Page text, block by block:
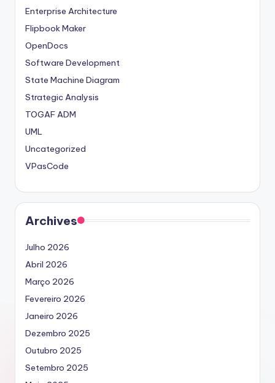
Enterprise Architecture
Flipbook Maker
OpenDocs
Software Development
State Machine Diagram
Strategic Analysis
TOGAF ADM
UML
Uncategorized
VPasCode
Archives
Julho 2026
Abril 2026
Março 2026
Fevereiro 2026
Janeiro 2026
Dezembro 2025
Outubro 2025
Setembro 2025